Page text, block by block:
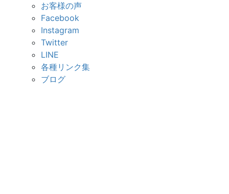
お客様の声
Facebook
Instagram
Twitter
LINE
各種リンク集
ブログ